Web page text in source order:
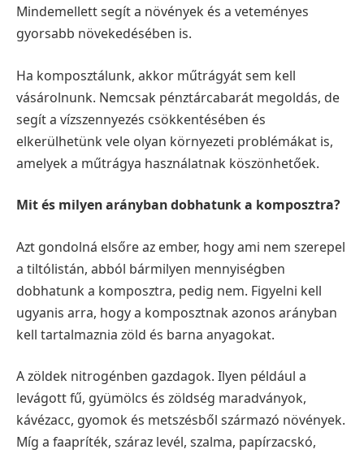
Mindemellett segít a növények és a veteményes
gyorsabb növekedésében is.
Ha komposztálunk, akkor műtrágyát sem kell
vásárolnunk. Nemcsak pénztárcabarát megoldás, de
segít a vízszennyezés csökkentésében és
elkerülhetünk vele olyan környezeti problémákat is,
amelyek a műtrágya használatnak köszönhetőek.
Mit és milyen arányban dobhatunk a komposztra?
Azt gondolná elsőre az ember, hogy ami nem szerepel
a tiltólistán, abból bármilyen mennyiségben
dobhatunk a komposztra, pedig nem. Figyelni kell
ugyanis arra, hogy a komposztnak azonos arányban
kell tartalmaznia zöld és barna anyagokat.
A zöldek nitrogénben gazdagok. Ilyen például a
levágott fű, gyümölcs és zöldség maradványok,
kávézacc, gyomok és metszésből származó növények.
Míg a faapríték, száraz levél, szalma, papírzacskó,